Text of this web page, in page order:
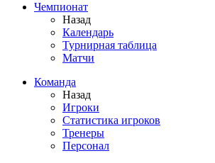
Чемпионат
Назад
Календарь
Турнирная таблица
Матчи
Команда
Назад
Игроки
Статистика игроков
Тренеры
Персонал